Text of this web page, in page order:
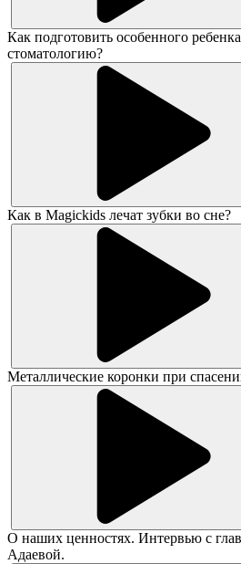
Как подготовить особенного
стоматологию?
Как в Magickids лечат зубки во сне?
Металлические коронки при
О наших ценностях. Интервью с
Адаевой.